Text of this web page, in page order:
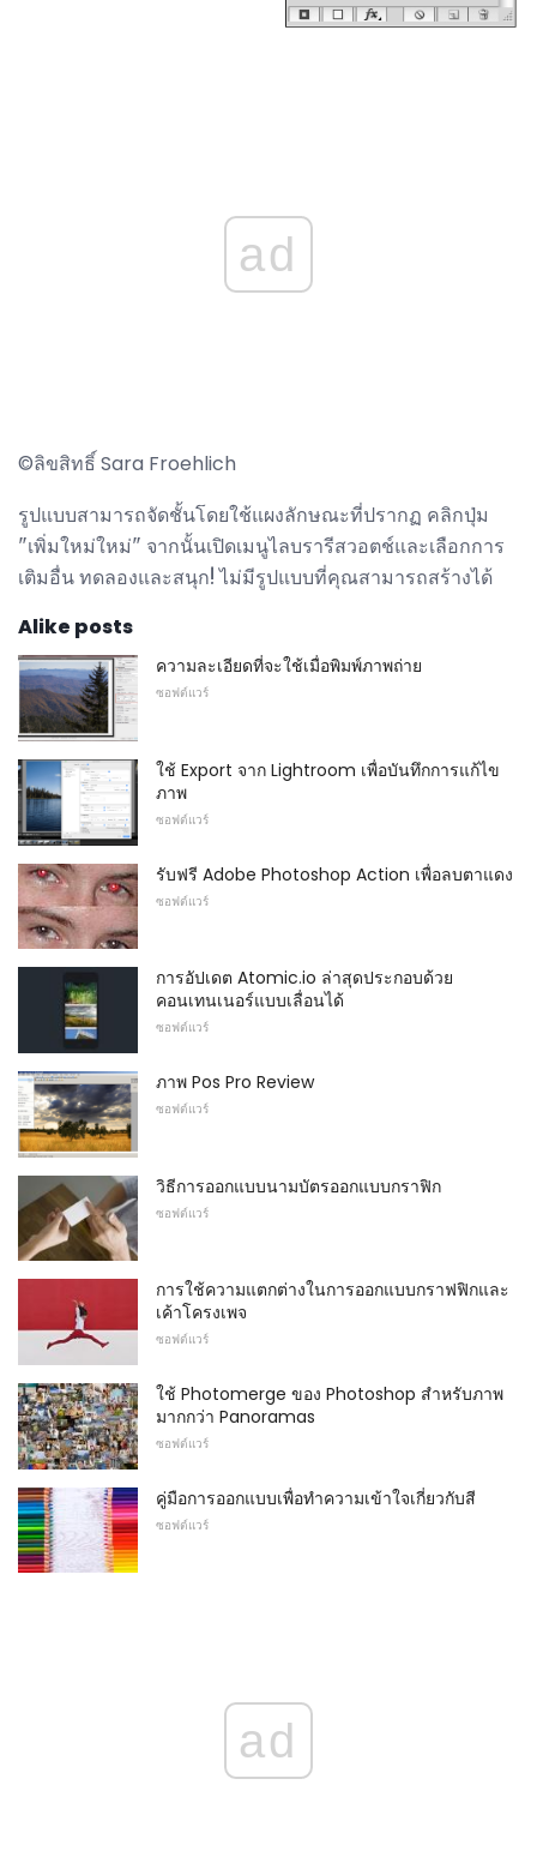
ad
©ลิขสิทธิ์ Sara Froehlich
รูปแบบสามารถจัดชั้นโดยใช้แผงลักษณะที่ปรากฏ คลิกปุ่ม
"เพิ่มใหม่ใหม่" จากนั้นเปิดเมนูไลบรารีสวอตช์และเลือกการ
เติมอื่น ทดลองและสนุก! ไม่มีรูปแบบที่คุณสามารถสร้างได้
Alike posts
ความละเอียดที่จะใช้เมื่อพิมพ์ภาพถ่าย
ซอฟต์แวร์
ใช้ Export จาก Lightroom เพื่อบันทึกการแก้ไข
ภาพ
ซอฟต์แวร์
รับฟรี Adobe Photoshop Action เพื่อลบตาแดง
ซอฟต์แวร์
การอัปเดต Atomic.io ล่าสุดประกอบด้วย
คอนเทนเนอร์แบบเลื่อนได้
ซอฟต์แวร์
ภาพ Pos Pro Review
ซอฟต์แวร์
วิธีการออกแบบนามบัตรออกแบบกราฟิก
ซอฟต์แวร์
การใช้ความแตกต่างในการออกแบบกราฟฟิกและ
เค้าโครงเพจ
ซอฟต์แวร์
ใช้ Photomerge ของ Photoshop สำหรับภาพ
มากกว่า Panoramas
ซอฟต์แวร์
คู่มือการออกแบบเพื่อทำความเข้าใจเกี่ยวกับสี
ซอฟต์แวร์
ad